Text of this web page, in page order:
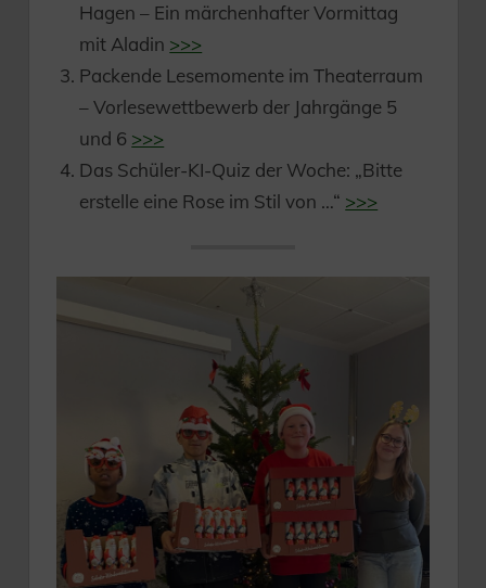
Hagen – Ein märchenhafter Vormittag
mit Aladin >>>
Packende Lesemomente im Theaterraum
– Vorlesewettbewerb der Jahrgänge 5
und 6 >>>
Das Schüler-KI-Quiz der Woche: „Bitte
erstelle eine Rose im Stil von …“ >>>